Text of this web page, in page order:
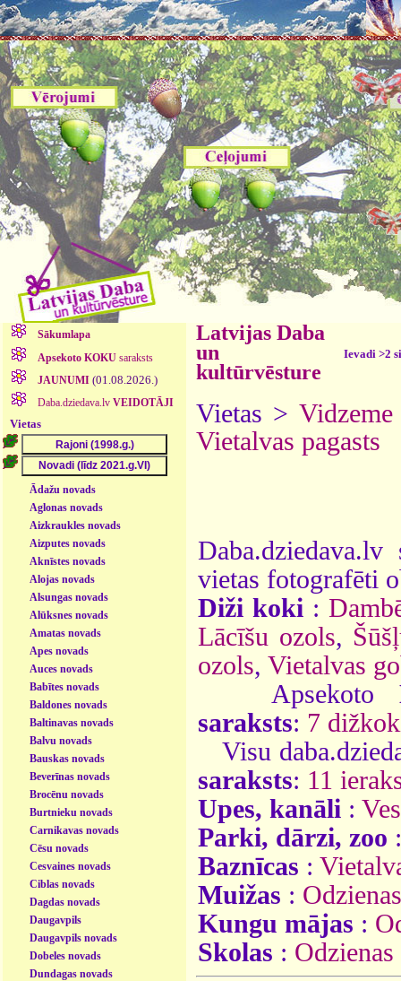
Sākumlapa
Apsekoto KOKUsaraksts
JAUNUMI (01.08.2026.)
Daba.dziedava.lv VEIDOTĀJI
Vietas
Ādažu novads
Aglonas novads
Aizkraukles novads
Aizputes novads
Aknīstes novads
Alojas novads
Alsungas novads
Alūksnes novads
Amatas novads
Apes novads
Auces novads
Babītes novads
Baldones novads
Baltinavas novads
Balvu novads
Bauskas novads
Beverīnas novads
Brocēnu novads
Burtnieku novads
Carnikavas novads
Cēsu novads
Cesvaines novads
Ciblas novads
Dagdas novads
Daugavpils
Daugavpils novads
Dobeles novads
Dundagas novads
Latvijas Daba
un
kultūrvēsture
Ievadi >2
Vietas > Vidzeme
Vietalvas pagasts
vietas fotografēti
Diži koki :
Lācīšu ozols,
ozols, Vietalvas
Apsekoto
saraksts: 7
Visu
saraksts: 11
Upes, kanāli :
Parki, dārzi, zoo
Baznīcas :
Muižas :
Kungu mājas :
Skolas :